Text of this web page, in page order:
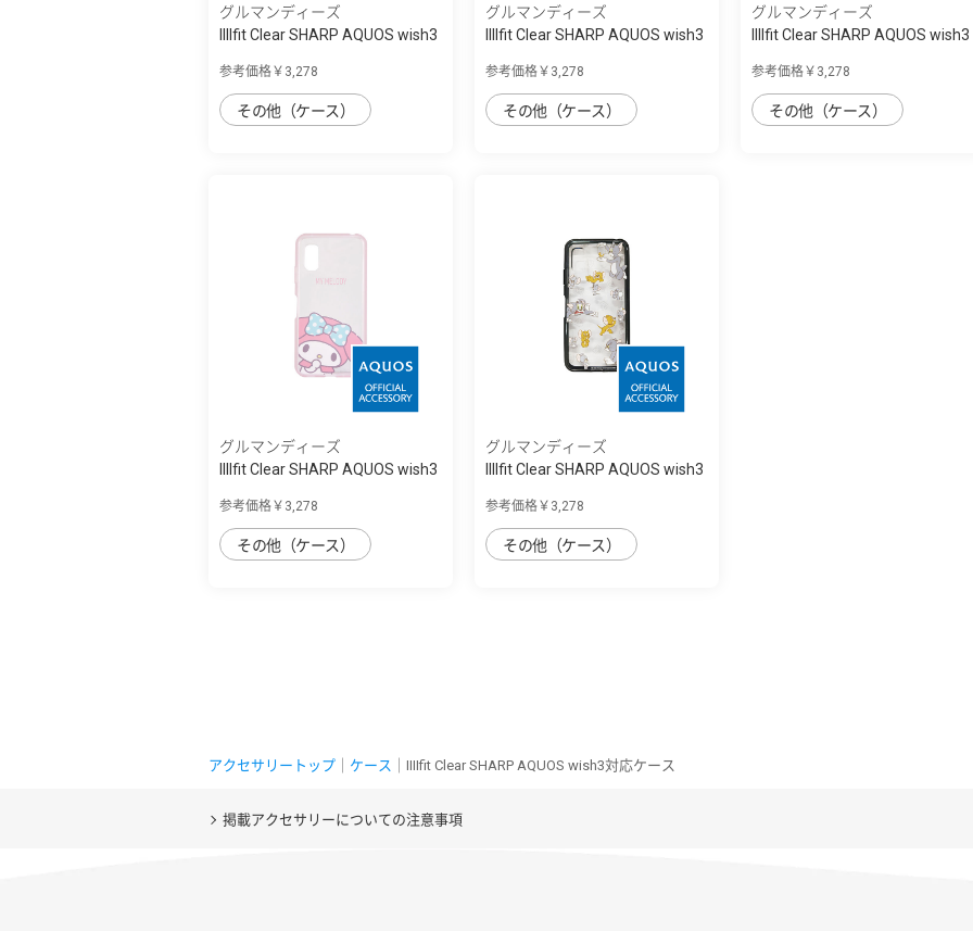
グルマンディーズ
IIIIfit Clear SHARP AQUOS wish3
参考価格￥3,278
その他（ケース）
グルマンディーズ
IIIIfit Clear SHARP AQUOS wish3
参考価格￥3,278
その他（ケース）
グルマンディーズ
IIIIfit Clear SHARP AQUOS wish3
参考価格￥3,278
その他（ケース）
グルマンディーズ
IIIIfit Clear SHARP AQUOS wish3
参考価格￥3,278
その他（ケース）
グルマンディーズ
IIIIfit Clear SHARP AQUOS wish3
参考価格￥3,278
その他（ケース）
アクセサリートップ ケース ｜IIIIfit Clear SHARP AQUOS wish3対応ケース
掲載アクセサリーについての注意事項